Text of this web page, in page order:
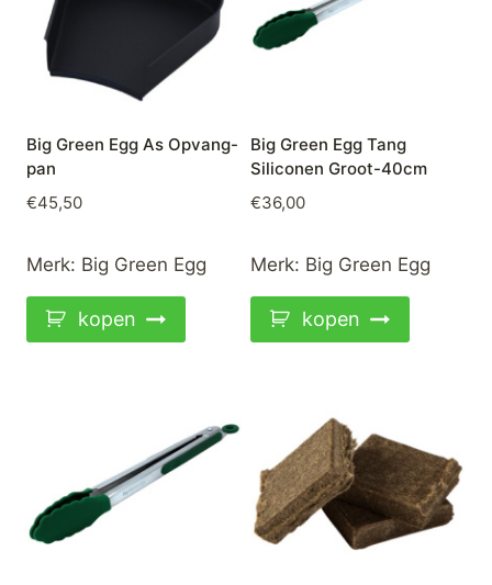
Big Green Egg As Opvang-
pan
€45,50
Merk: Big Green Egg
kopen
Big Green Egg Tang
Siliconen Groot-40cm
€36,00
Merk: Big Green Egg
kopen